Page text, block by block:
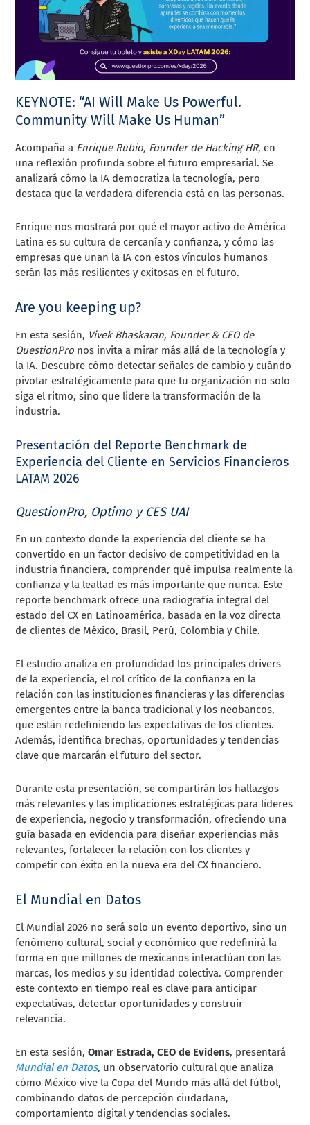
KEYNOTE: “AI Will Make Us Powerful.
Community Will Make Us Human”
Acompaña a Enrique Rubio, Founder de Hacking HR, en
una reflexión profunda sobre el futuro empresarial. Se
analizará cómo la IA democratiza la tecnología, pero
destaca que la verdadera diferencia está en las personas.
Enrique nos mostrará por qué el mayor activo de América
Latina es su cultura de cercanía y confianza, y cómo las
empresas que unan la IA con estos vínculos humanos
serán las más resilientes y exitosas en el futuro.
Are you keeping up?
En esta sesión, Vivek Bhaskaran, Founder & CEO de
QuestionPro nos invita a mirar más allá de la tecnología y
la IA. Descubre cómo detectar señales de cambio y cuándo
pivotar estratégicamente para que tu organización no solo
siga el ritmo, sino que lidere la transformación de la
industria.
Presentación del Reporte Benchmark de
Experiencia del Cliente en Servicios Financieros
LATAM 2026
QuestionPro, Optimo y CES UAI
En un contexto donde la experiencia del cliente se ha
convertido en un factor decisivo de competitividad en la
industria financiera, comprender qué impulsa realmente la
confianza y la lealtad es más importante que nunca. Este
reporte benchmark ofrece una radiografía integral del
estado del CX en Latinoamérica, basada en la voz directa
de clientes de México, Brasil, Perú, Colombia y Chile.
El estudio analiza en profundidad los principales drivers
de la experiencia, el rol crítico de la confianza en la
relación con las instituciones financieras y las diferencias
emergentes entre la banca tradicional y los neobancos,
que están redefiniendo las expectativas de los clientes.
Además, identifica brechas, oportunidades y tendencias
clave que marcarán el futuro del sector.
Durante esta presentación, se compartirán los hallazgos
más relevantes y las implicaciones estratégicas para líderes
de experiencia, negocio y transformación, ofreciendo una
guía basada en evidencia para diseñar experiencias más
relevantes, fortalecer la relación con los clientes y
competir con éxito en la nueva era del CX financiero.
El Mundial en Datos
El Mundial 2026 no será solo un evento deportivo, sino un
fenómeno cultural, social y económico que redefinirá la
forma en que millones de mexicanos interactúan con las
marcas, los medios y su identidad colectiva. Comprender
este contexto en tiempo real es clave para anticipar
expectativas, detectar oportunidades y construir
relevancia.
En esta sesión,Omar Estrada, CEO de Evidens, presentará
Mundial en Datos, un observatorio cultural que analiza
cómo México vive la Copa del Mundo más allá del fútbol,
combinando datos de percepción ciudadana,
comportamiento digital y tendencias sociales.